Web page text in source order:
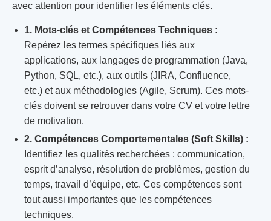
avec attention pour identifier les éléments clés.
1. Mots-clés et Compétences Techniques :
Repérez les termes spécifiques liés aux
applications, aux langages de programmation (Java,
Python, SQL, etc.), aux outils (JIRA, Confluence,
etc.) et aux méthodologies (Agile, Scrum). Ces mots-
clés doivent se retrouver dans votre CV et votre lettre
de motivation.
2. Compétences Comportementales (Soft Skills) :
Identifiez les qualités recherchées : communication,
esprit d’analyse, résolution de problèmes, gestion du
temps, travail d’équipe, etc. Ces compétences sont
tout aussi importantes que les compétences
techniques.